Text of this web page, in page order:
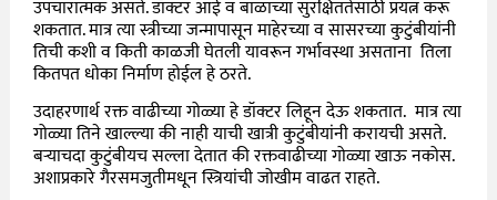
उपचारात्मक असते. डॉक्टर आई व बाळाच्या सुरक्षिततेसाठी प्रयत्न करू
शकतात. मात्र त्या स्त्रीच्या जन्मापासून माहेरच्या व सासरच्या कुटुंबीयांनी
तिची कशी व किती काळजी घेतली यावरून गर्भावस्था असताना तिला
कितपत धोका निर्माण होईल हे ठरते.
उदाहरणार्थ रक्त वाढीच्या गोळ्या हे डॉक्टर लिहून देऊ शकतात. मात्र त्या
गोळ्या तिने खाल्ल्या की नाही याची खात्री कुटुंबीयांनी करायची असते.
बऱ्याचदा कुटुंबीयच सल्ला देतात की रक्तवाढीच्या गोळ्या खाऊ नकोस.
अशाप्रकारे गैरसमजुतीमधून स्त्रियांची जोखीम वाढत राहते.